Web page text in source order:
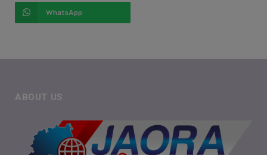
WhatsApp
ABOUT US